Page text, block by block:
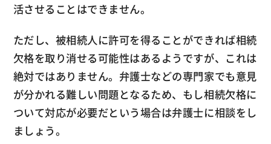
活させることはできません。
ただし、被相続人に許可を得ることができれば相続
欠格を取り消せる可能性はあるようですが、これは
絶対ではありません。弁護士などの専門家でも意見
が分かれる難しい問題となるため、もし相続欠格に
ついて対応が必要だという場合は弁護士に相談をし
ましょう。